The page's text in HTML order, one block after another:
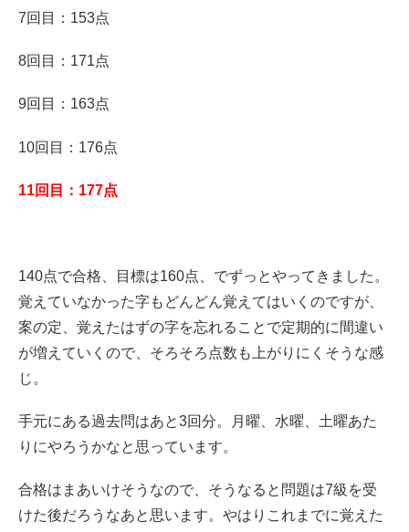
7回目：153点
8回目：171点
9回目：163点
10回目：176点
11回目：177点
140点で合格、目標は160点、でずっとやってきました。
覚えていなかった字もどんどん覚えてはいくのですが、
案の定、覚えたはずの字を忘れることで定期的に間違い
が増えていくので、そろそろ点数も上がりにくそうな感
じ。
手元にある過去問はあと3回分。月曜、水曜、土曜あた
りにやろうかなと思っています。
合格はまあいけそうなので、そうなると問題は7級を受
けた後だろうなあと思います。やはりこれまでに覚えた